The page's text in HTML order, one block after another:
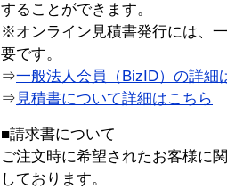
することができます。
※オンライン見積書発行には、
要です。
⇒一般法人会員（BizID）の詳細
⇒ 見積書について詳細はこちら
■請求書について
ご注文時に希望されたお客様に
しております。